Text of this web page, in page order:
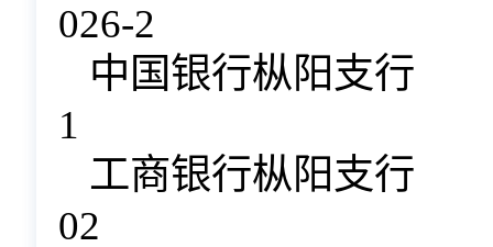
026-2
中国银行枞阳
1
工商银行枞阳支
02